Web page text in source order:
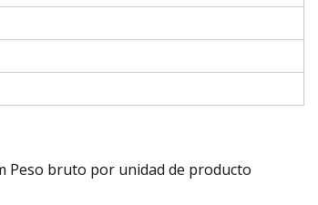
Peso bruto por unidad de producto